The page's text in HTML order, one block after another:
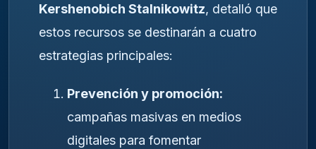
Kershenobich Stalnikowitz, detalló que
estos recursos se destinarán a cuatro
estrategias principales:
Prevención y promoción:
campañas masivas en medios
digitales para fomentar